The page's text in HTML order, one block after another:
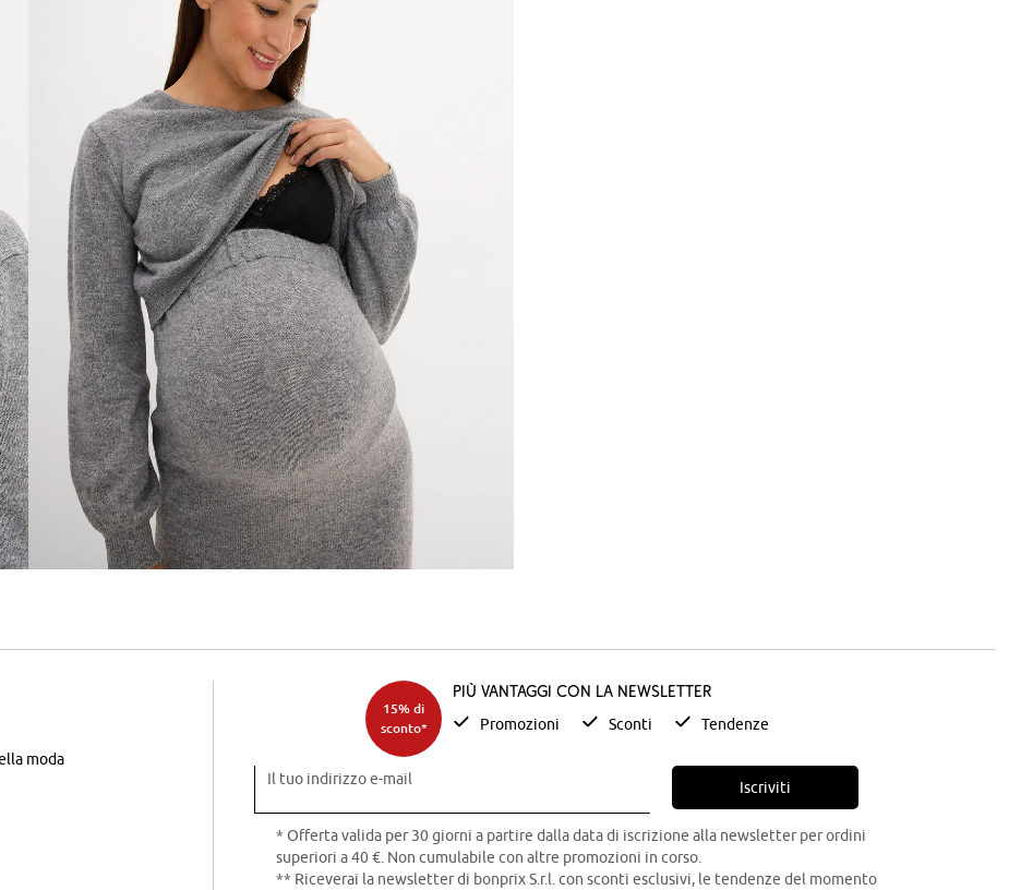
moda
15% di
sconto*
Più vantaggi con la newsletter
Promozioni Sconti Tendenze
Il tuo indirizzo e-mail Iscriviti
* Offerta valida per 30 giorni a partire dalla data di iscrizione alla newsletter per ordini
superiori a 40 €. Non cumulabile con altre promozioni in corso.
** Riceverai la newsletter di bonprix S.r.l. con sconti esclusivi, le tendenze del momento